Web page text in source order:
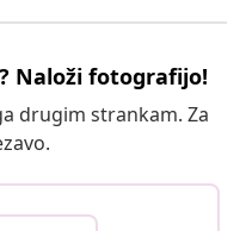
Naloži fotografijo!
drugim strankam. Za